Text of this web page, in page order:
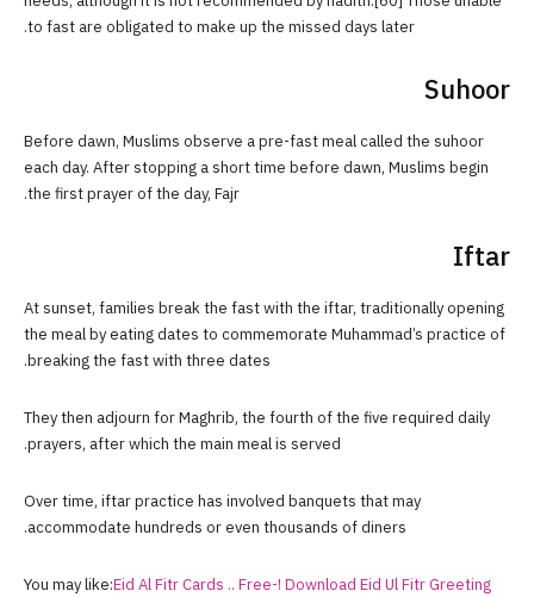
to fast are obligated to make up the missed days later.
Suhoor
Before dawn, Muslims observe a pre-fast meal called the suhoor
each day. After stopping a short time before dawn, Muslims begin
the first prayer of the day, Fajr.
Iftar
At sunset, families break the fast with the iftar, traditionally opening
the meal by eating dates to commemorate Muhammad’s practice of
breaking the fast with three dates.
They then adjourn for Maghrib, the fourth of the five required daily
prayers, after which the main meal is served.
Over time, iftar practice has involved banquets that may
accommodate hundreds or even thousands of diners.
You may like:Eid Al Fitr Cards .. Free-! Download Eid Ul Fitr Greeting